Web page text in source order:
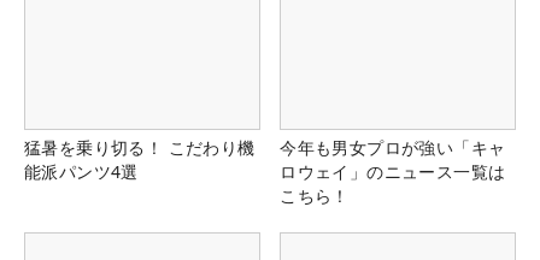
猛暑を乗り切る！ こだわり機
能派パンツ4選
今年も男女プロが強い「キャ
ロウェイ」のニュース一覧は
こちら！